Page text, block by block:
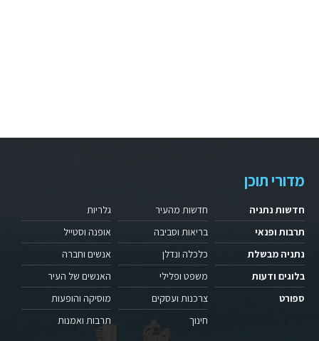
מדורי תוכן
חדשות נתניה
תרבות ופנאי
נתניה מבשלת
בלוגים ודעות
ספורט
חדשות מהעיר
בריאות וסביבה
כלכלה ונדלן
משפט ופלילי
צרכנות ועסקים
חינוך
גלריות
אופנה וסטייל
אנשים וחברה
האנשים של העיר
מוסיקה והופעות
תרבות ואמנות